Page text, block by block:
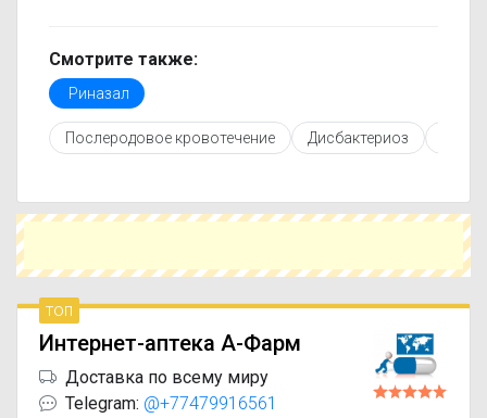
только актуальные данные.
Перед покупкой рекомендуется ознакомиться с
инструкцией по применению, показаниями и
противопоказаниями. При необходимости вы
можете подобрать аналоги Риназал с похожим
Чтобы купить Риназал в ближайшей аптеке,
укажите свой город и сравните предложения.
оптимальный вариант по цене и наличию.
Смотрите также:
Риназал
Послеродовое кровотечение Дисбактериоз
топ
Интернет-аптека А-Фарм
Доставка по всему миру
Telegram: @+77479916561